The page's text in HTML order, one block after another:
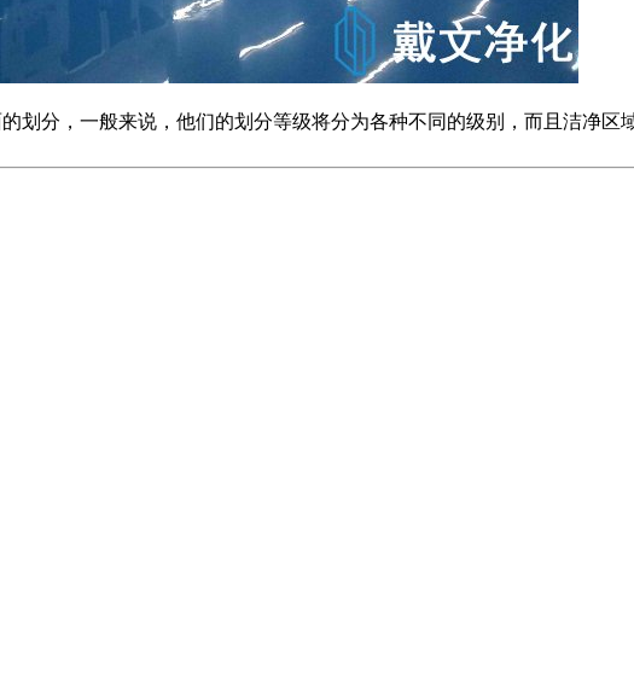
分，一般来说，他们的划分等级将分为各种不同的级别，而且洁净区